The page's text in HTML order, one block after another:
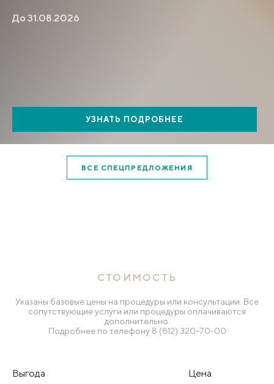
До 31.08.2026
УЗНАТЬ ПОДРОБНЕЕ
ВСЕ СПЕЦПРЕДЛОЖЕНИЯ
СТОИМОСТЬ
Указаны базовые цены на процедуры или консультации. Все
сопутствующие услуги или процедуры оплачиваются
дополнительно.
Подробнее по телефону 8 (812) 320-70-00
Выгода Цена